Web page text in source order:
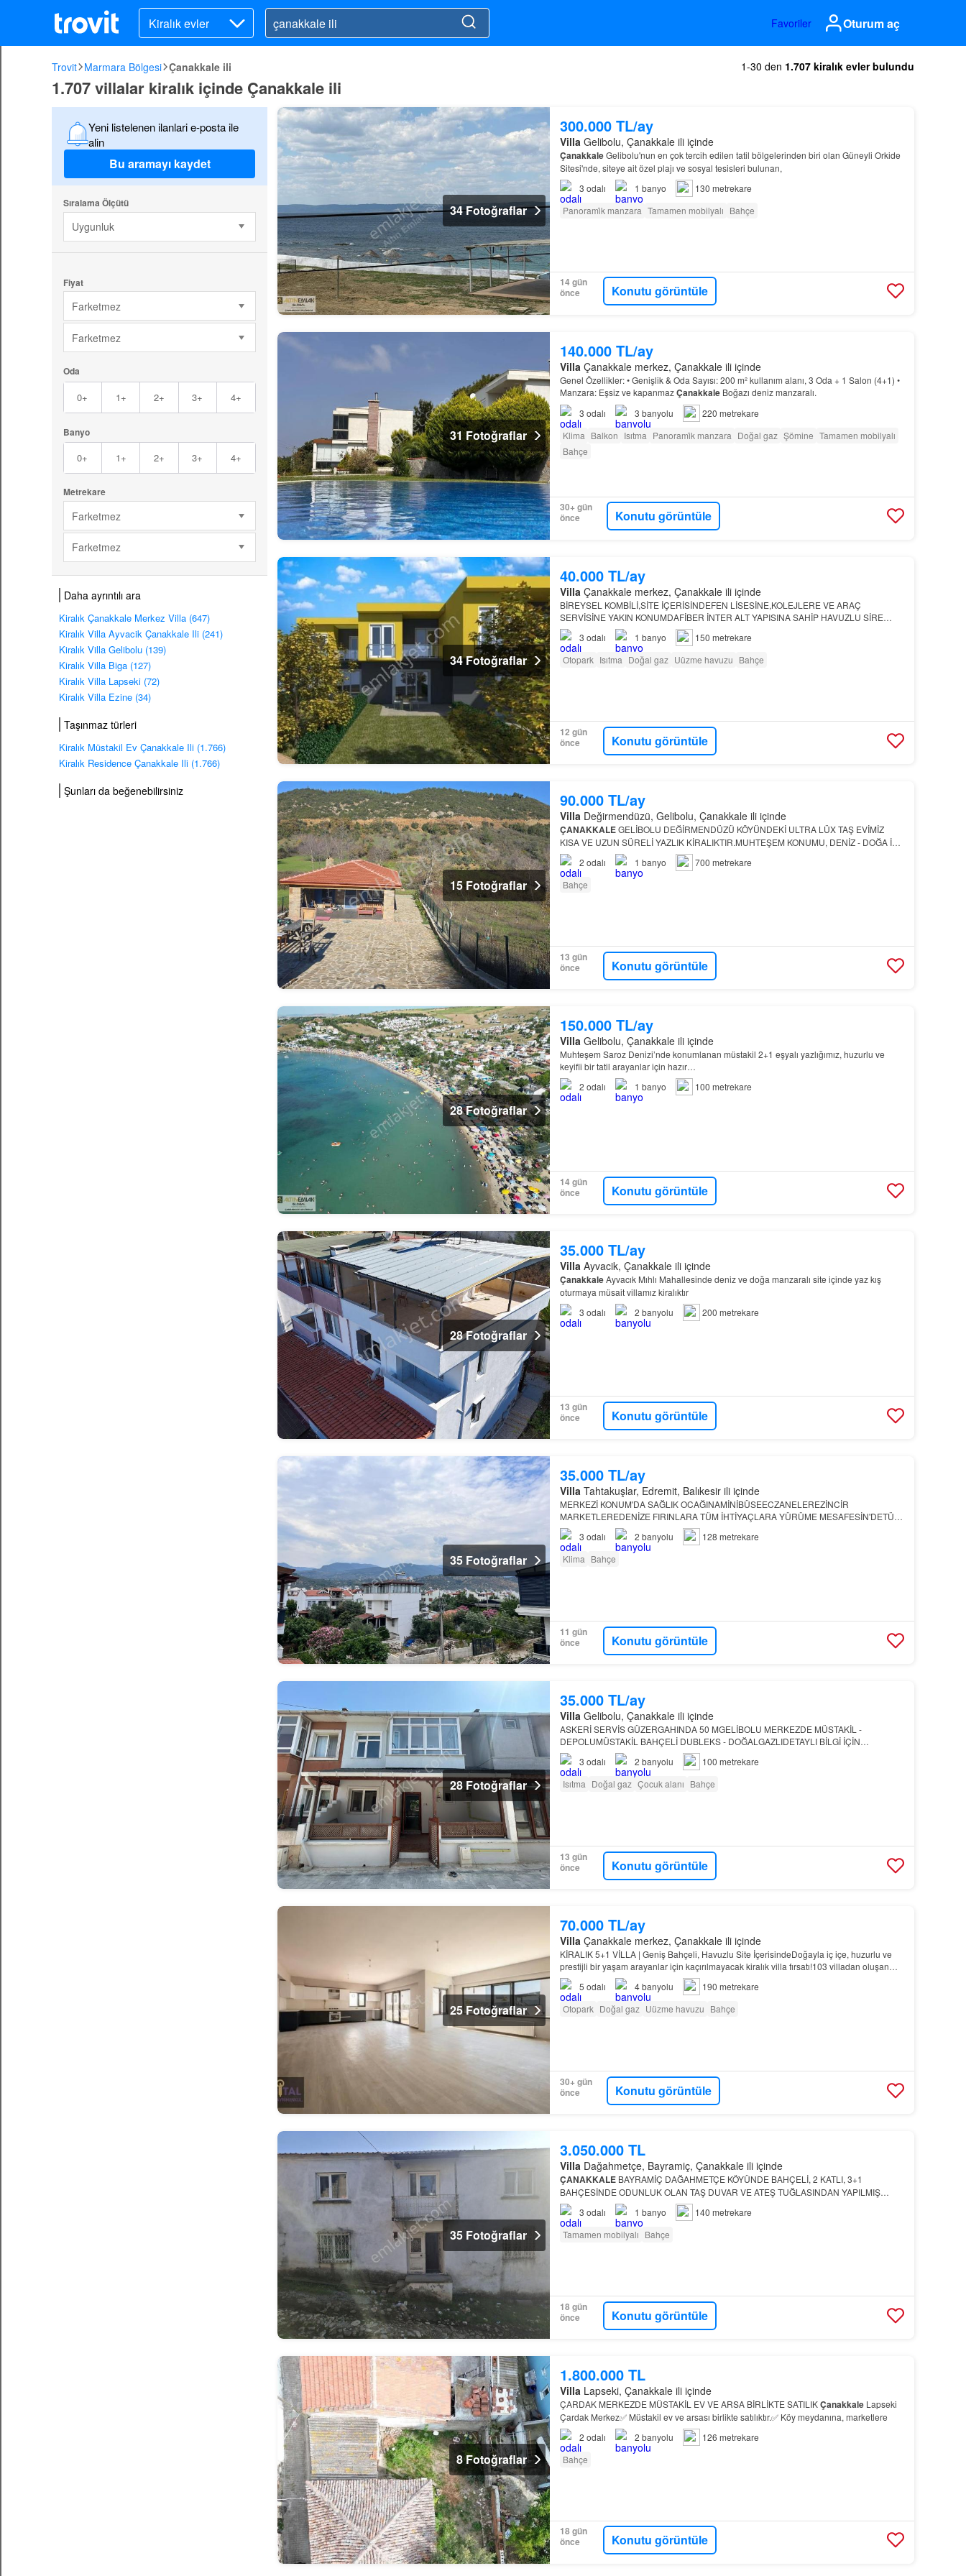
Kiralık evler Favoriler Oturum aç
Trovit Marmara Bölgesi Çanakkale ili 1-30 den 1.707 kiralık evler bulundu
1.707 villalar kiralık içinde Çanakkale ili
Yeni listelenen ilanlari e-posta ile
alin
Bu aramayı kaydet
Sıralama Ölçütü
Uygunluk
Fiyat
Farketmez
Farketmez
Oda
0+ 1+ 2+ 3+ 4+
Banyo
0+ 1+ 2+ 3+ 4+
Metrekare
Farketmez
Farketmez
Daha ayrıntılı ara
Kiralık Çanakkale Merkez Villa (647)
Kiralık Villa Ayvacik Çanakkale Ili (241)
Kiralık Villa Gelibolu (139)
Kiralık Villa Biga (127)
Kiralık Villa Lapseki (72)
Kiralık Villa Ezine (34)
Taşınmaz türleri
Kiralık Müstakil Ev Çanakkale Ili (1.766)
Kiralık Residence Çanakkale Ili (1.766)
Şunları da beğenebilirsiniz
34 Fotoğraflar
300.000 TL/ay
VillaGelibolu, Çanakkale ili içinde
ÇanakkaleGelibolu'nun en çok tercih edilen tatil bölgelerinden biri olan Güneyli Orkide
Sitesi'nde, siteye ait özel plajı ve sosyal tesisleri bulunan,
3 odalı 1 banyo
130 metrekare
Panorami̇k manzara Tamamen mobilyalı Bahçe
14 gün
önce
Konutu görüntüle
31 Fotoğraflar
140.000 TL/ay
Villa Çanakkale merkez, Çanakkale ili içinde
Genel Özellikler: • Genişlik & Oda Sayısı: 200 m² kullanım alanı, 3 Oda + 1 Salon (4+1) •
Manzara: Eşsiz ve kapanmazÇanakkaleBoğazı deniz manzaralı.
3 odalı 3 banyolu
220 metrekare
Klima Balkon Isıtma Panorami̇k manzara Doğal gaz Şömine Tamamen mobilyalı
Bahçe
30+ gün
önce
Konutu görüntüle
34 Fotoğraflar
40.000 TL/ay
Villa Çanakkale merkez, Çanakkale ili içinde
BİREYSEL KOMBİLİ,SİTE İÇERİSİNDEFEN LİSESİNE,KOLEJLERE VE ARAÇ
SERVİSİNE YAKIN KONUMDAFİBER İNTER ALT YAPISINA SAHİP HAVUZLU SİRE
İÇERİSİNDEDOĞA İLE İÇ İÇEÇANAKKALE
arayanlar için ideal…
3 odalı 1 banyo
150 metrekare
Otopark Isıtma Doğal gaz Uüzme havuzu Bahçe
12 gün
önce
Konutu görüntüle
15 Fotoğraflar
90.000 TL/ay
VillaDeğirmendüzü, Gelibolu, Çanakkale ili içinde
ÇANAKKALEGELİBOLU DEĞİRMENDÜZÜ KÖYÜNDEKİ ULTRA LÜX TAŞ EVİMİZ
KISA VE UZUN SÜRELİ YAZLIK KİRALIKTIR.MUHTEŞEM KONUMU, DENİZ - DOĞA İLE
BAŞBAŞA BİR YAŞAM NUSRET GÖNÜLTAŞ GELİBOLU KAÇMAZ EMLAK0507 452 86
17TAŞINMAZ TİC.YETKİ NO…
2 odalı 1 banyo
700 metrekare
Bahçe
13 gün
önce
Konutu görüntüle
28 Fotoğraflar
150.000 TL/ay
VillaGelibolu, Çanakkale ili içinde
Muhteşem Saroz Denizi’nde konumlanan müstakil 2+1 eşyalı yazlığımız, huzurlu ve
keyifli bir tatil arayanlar için hazır…
2 odalı 1 banyo 100 metrekare
14 gün
önce
Konutu görüntüle
28 Fotoğraflar
35.000 TL/ay
VillaAyvacik, Çanakkale ili içinde
ÇanakkaleAyvacık Mıhlı Mahallesinde deniz ve doğa manzaralı site içinde yaz kış
oturmaya müsait villamız kiralıktır
3 odalı 2 banyolu 200 metrekare
13 gün
önce
Konutu görüntüle
35 Fotoğraflar
35.000 TL/ay
VillaTahtakuşlar, Edremit, Balıkesir ili içinde
MERKEZİ KONUM'DA SAĞLIK OCAĞINAMİNİBÜSEECZANELEREZİNCİR
MARKETLEREDENİZE FIRINLARA TÜM İHTİYAÇLARA YÜRÜME MESAFESİN'DE​TÜM
İLANLARIMIZ İÇİN TIKLAYINIZ;​ÇANAKKALE
3 odalı 2 banyolu
128 metrekare
Klima Bahçe
11 gün
önce
Konutu görüntüle
28 Fotoğraflar
35.000 TL/ay
VillaGelibolu, Çanakkale ili içinde
ASKERİ SERVİS GÜZERGAHINDA 50 MGELİBOLU MERKEZDE MÜSTAKİL -
DEPOLUMÜSTAKİL BAHÇELİ DUBLEKS - DOĞALGAZLIDETAYLI BİLGİ İÇİN
ARAYABİLİRSİNİZEMRE0541 678 2399
3 odalı 2 banyolu
100 metrekare
Isıtma Doğal gaz Çocuk alanı Bahçe
13 gün
önce
Konutu görüntüle
25 Fotoğraflar
70.000 TL/ay
VillaÇanakkale merkez, Çanakkale ili içinde
KİRALIK 5+1 VİLLA | Geniş Bahçeli, Havuzlu Site İçerisindeDoğayla iç içe, huzurlu ve
prestijli bir yaşam arayanlar için kaçırılmayacak kiralık villa fırsatı!103 villadan oluşan
seçkin bir site içerisinde yer alan villamız, ge…
5 odalı 4banyolu
190 metrekare
Otopark Doğal gaz Uüzme havuzu Bahçe
30+ gün
önce
Konutu görüntüle
35 Fotoğraflar
3.050.000 TL
VillaDağahmetçe, Bayramiç, Çanakkale ili içinde
ÇANAKKALEBAYRAMİÇ DAĞAHMETÇE KÖYÜNDE BAHÇELİ, 2 KATLI, 3+1
BAHÇESİNDE ODUNLUK OLAN TAŞ DUVAR VE ATEŞ TUĞLASINDAN YAPILMIŞ
EBEVEYN BANYOLU KÖYEVİMİZ *TAKS
3 odalı 1 banyo
140 metrekare
Tamamen mobilyalı Bahçe
18 gün
önce
Konutu görüntüle
8 Fotoğraflar
1.800.000 TL
VillaLapseki, Çanakkale ili içinde
ÇARDAK MERKEZDE MÜSTAKİL EV VE ARSA BİRLİKTE SATILIKÇanakkaleLapseki
Çardak Merkez✅ Müstakil ev ve arsası birlikte satılıktır.✅ Köy meydanına, marketlere
2 odalı 2 banyolu
126 metrekare
Bahçe
18 gün
önce
Konutu görüntüle